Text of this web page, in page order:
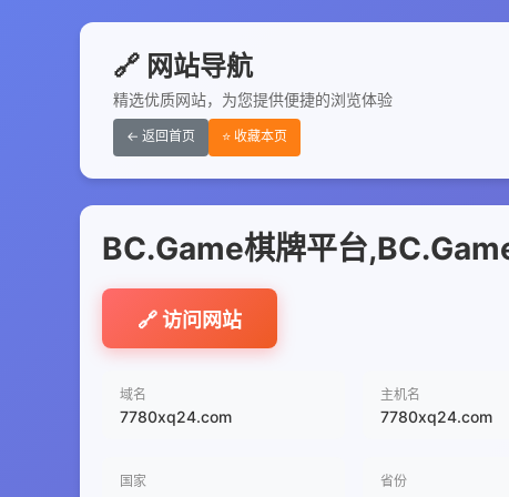
🔗 网站导航
精选优质网站，为您提供便捷的浏览体验
← 返回首页 ⭐ 收藏本页
BC.Game棋牌平台
🔗 访问网站
域名
7780xq24.com
主机名
7780xq24.com
国家 省份